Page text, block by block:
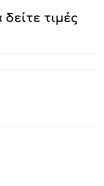
τιμές